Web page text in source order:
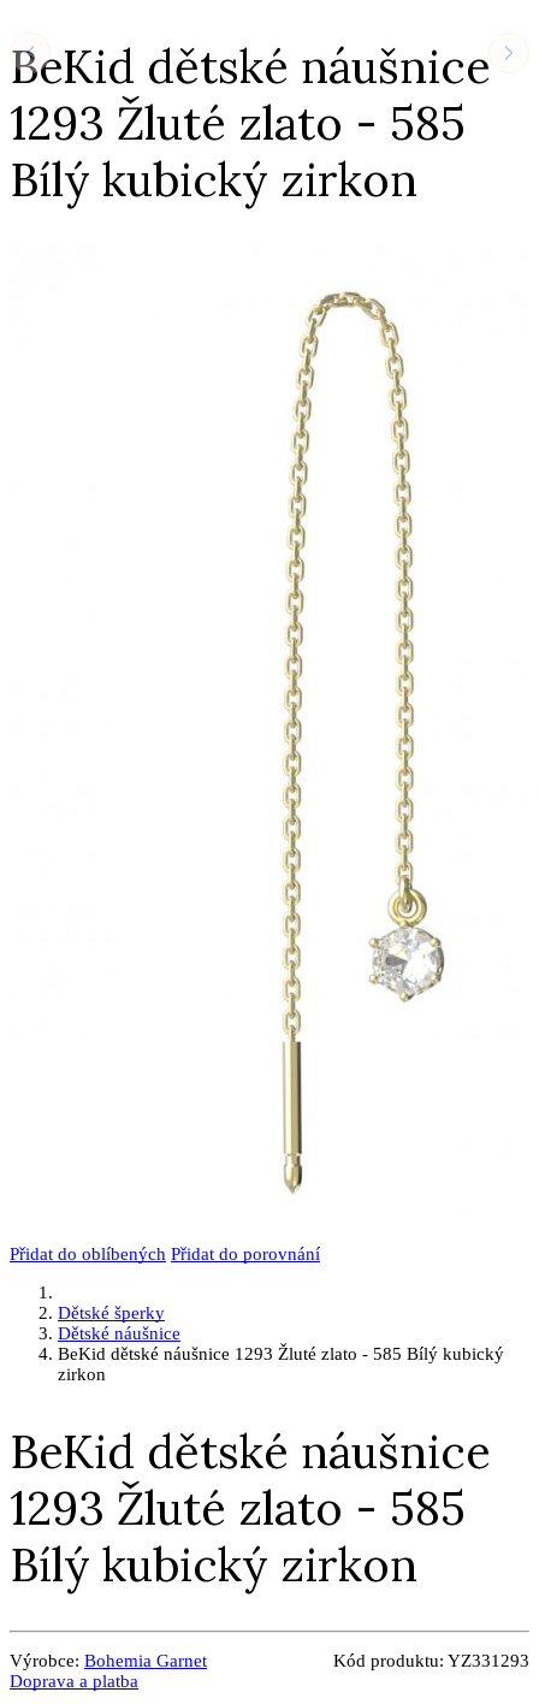
BeKid dětské náušnice
1293 Žluté zlato - 585
Bílý kubický zirkon
Přidat do oblíbených Přidat do porovnání
Dětské šperky
Dětské náušnice
BeKid dětské náušnice 1293 Žluté zlato - 585 Bílý kubický
zirkon
BeKid dětské náušnice
1293 Žluté zlato - 585
Bílý kubický zirkon
Výrobce: Bohemia Garnet Kód produktu: YZ331293
Doprava a platba